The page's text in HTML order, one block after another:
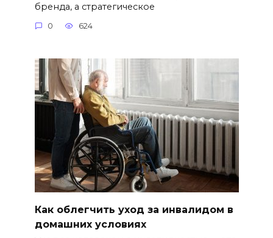
бренда, а стратегическое
0 624
Как облегчить уход за инвалидом в
домашних условиях